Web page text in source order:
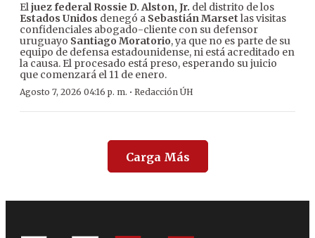
Eljuez federal Rossie D. Alston, Jr. del distrito de los
Estados Unidos denegó a Sebastián Marset las visitas
confidenciales abogado-cliente con su defensor
uruguayo Santiago Moratorio, ya que no es parte de su
equipo de defensa estadounidense, ni está acreditado en
la causa. El procesado está preso, esperando su juicio
que comenzará el 11 de enero.
Agosto 7, 2026 04:16 p. m. · Redacción ÚH
Carga Más